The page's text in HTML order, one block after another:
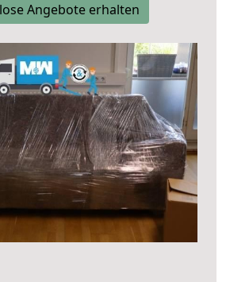
Angebote erhalten